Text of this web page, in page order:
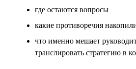
где остаются вопросы
какие противоречия
что именно мешает
транслировать стратегию в